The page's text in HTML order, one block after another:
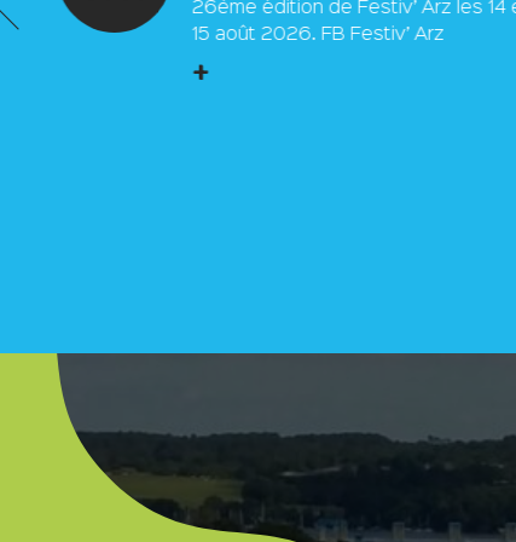
26ème édition de Festiv’ Arz les 14
15 août 2026. FB Festiv’ Arz
+